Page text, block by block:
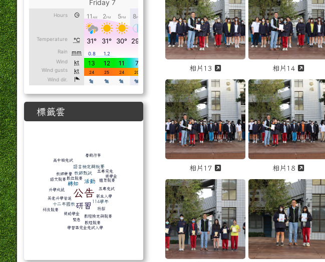
標籤雲
高中職免試
暑期行事
教師榮譽
語言檢定與競賽
語文競賽數位競賽
教師甄試 五專完免
升學成就
轉知
獎學金
公告
活動
其他升學管道
五專免試
體育競賽
科技競賽
十二年國教 研習
114學年
新生入學
獎助學金
特招
緊急
數理檢定與競賽
學習區完全免試入學
數理競賽
相片13 另開新視窗觀看「1141218 市長
相片14 另開
點擊放大觀看「1141218 市長杯數
相片17 另開新視窗觀看「1141218 市長
點擊放大觀看「
相片18 另開
點擊放大觀看「1141218 市長杯數
點擊放大觀看「